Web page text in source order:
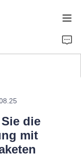
die
mit